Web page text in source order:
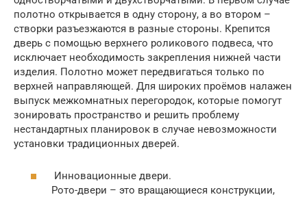
полотно открывается в одну сторону, а во втором –
створки разъезжаются в разные стороны. Крепится
дверь с помощью верхнего роликового подвеса, что
исключает необходимость закрепления нижней части
изделия. Полотно может передвигаться только по
верхней направляющей. Для широких проёмов налажен
выпуск межкомнатных перегородок, которые помогут
зонировать пространство и решить проблему
нестандартных планировок в случае невозможности
установки традиционных дверей.
Инновационные двери.
Рото-двери – это вращающиеся конструкции,